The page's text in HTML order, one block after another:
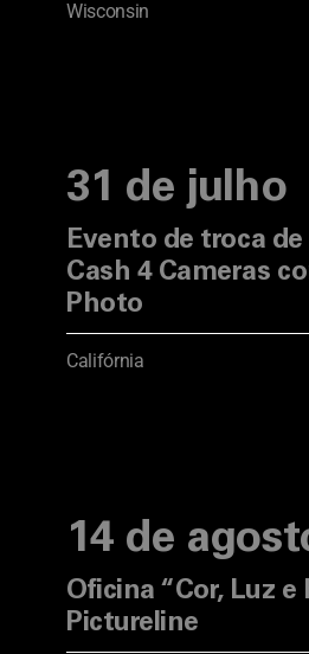
Wisconsin
31 de julho
Evento de troca de
Cash 4 Cameras
Photo
Califórnia
14 de
Oficina “Cor, Luz e
Pictureline